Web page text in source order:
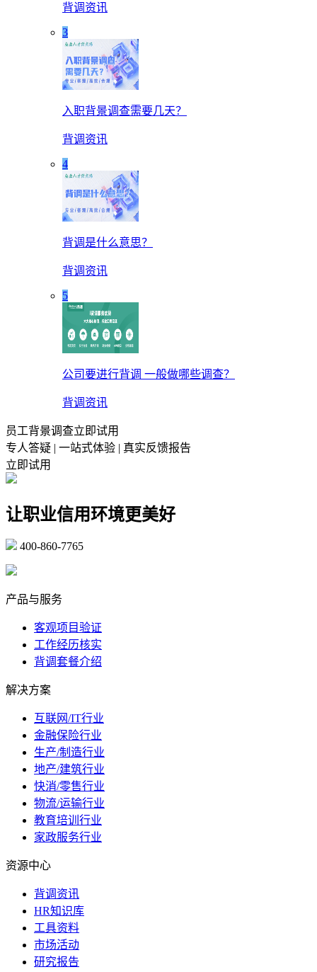
背调资讯
3
入职背景调查需要几天？
背调资讯
4
背调是什么意思？
背调资讯
5
公司要进行背调 一般做哪些调查？
背调资讯
员工背景调查立即试用
专人答疑 | 一站式体验 | 真实反馈报告
立即试用
让职业信用环境更美好
400-860-7765
产品与服务
客观项目验证
工作经历核实
背调套餐介绍
解决方案
互联网/IT行业
金融保险行业
生产/制造行业
地产/建筑行业
快消/零售行业
物流/运输行业
教育培训行业
家政服务行业
资源中心
背调资讯
HR知识库
工具资料
市场活动
研究报告